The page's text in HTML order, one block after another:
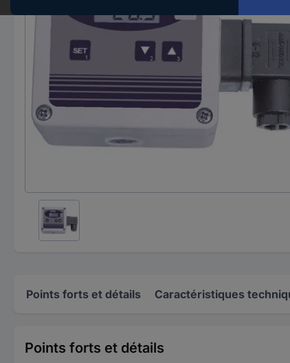
Points forts et détails Caractéristiques
Points forts et détails